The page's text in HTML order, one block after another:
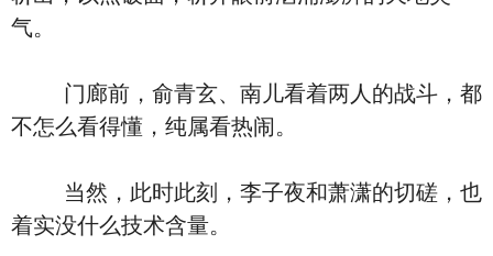
气。
门廊前，俞青玄、南儿看着两人的战斗，都
不怎么看得懂，纯属看热闹。
当然，此时此刻，李子夜和萧潇的切磋，也
着实没什么技术含量。